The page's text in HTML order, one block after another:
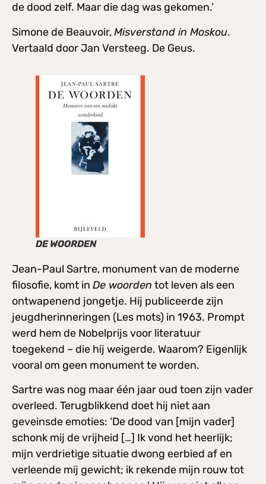
de dood zelf. Maar die dag was gekomen.’
Simone de Beauvoir,Misverstand in Moskou.
Vertaald door Jan Versteeg. De Geus.
DE WOORDEN
Jean-Paul Sartre, monument van de moderne
filosofie, komt in De woorden tot leven als een
ontwapenend jongetje. Hij publiceerde zijn
jeugdherinneringen (Les mots) in 1963. Prompt
werd hem de Nobelprijs voor literatuur
toegekend – die hij weigerde. Waarom? Eigenlijk
vooral om geen monument te worden.
Sartre was nog maar één jaar oud toen zijn vader
overleed. Terugblikkend doet hij niet aan
geveinsde emoties: ‘De dood van [mijn vader]
schonk mij de vrijheid […] Ik vond het heerlijk;
mijn verdrietige situatie dwong eerbied af en
verleende mij gewicht; ik rekende mijn rouw tot